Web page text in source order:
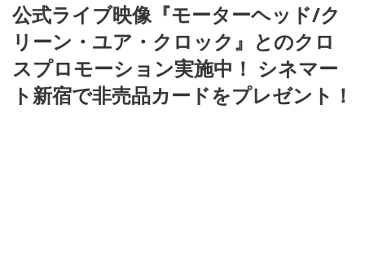
公式ライブ映像『モーターヘッド/ク
リーン・ユア・クロック』とのクロ
スプロモーション実施中！ シネマー
ト新宿で非売品カードをプレゼント！